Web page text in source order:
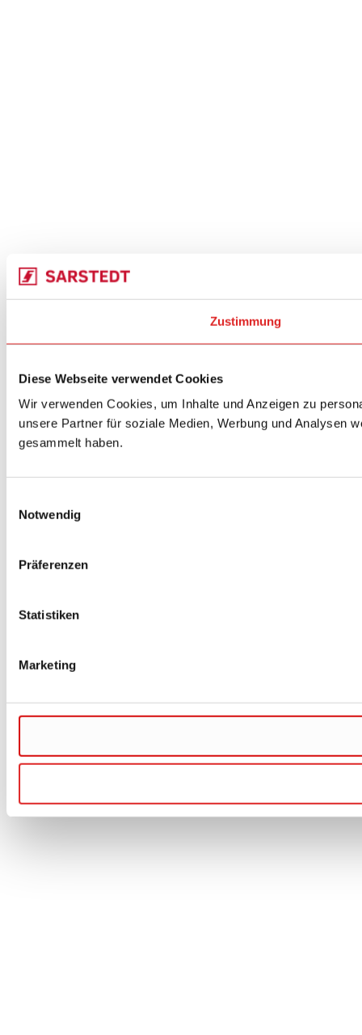
Zustimmung
Diese Webseite verwendet Cookies
Wir verwenden Cookies, um Inhalte und Anzeigen zu
unsere Partner für soziale Medien, Werbung und Analysen
gesammelt haben.
Notwendig
Präferenzen
Statistiken
Marketing